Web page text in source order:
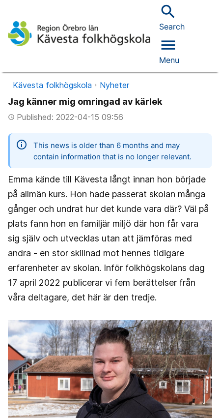
search
Search
menu
Menu
Kävesta folkhögskola Nyheter
Jag känner mig omringad av kärlek
access_timePublished: 2022-04-15 09:56
information
This news is older than 6 months and may
contain information that is no longer relevant.
Emma kände till Kävesta långt innan hon började
på allmän kurs. Hon hade passerat skolan många
gånger och undrat hur det kunde vara där? Väl på
plats fann hon en familjär miljö där hon får vara
sig själv och utvecklas utan att jämföras med
andra - en stor skillnad mot hennes tidigare
erfarenheter av skolan. Inför folkhögskolans dag
17 april 2022 publicerar vi fem berättelser från
våra deltagare, det här är den tredje.